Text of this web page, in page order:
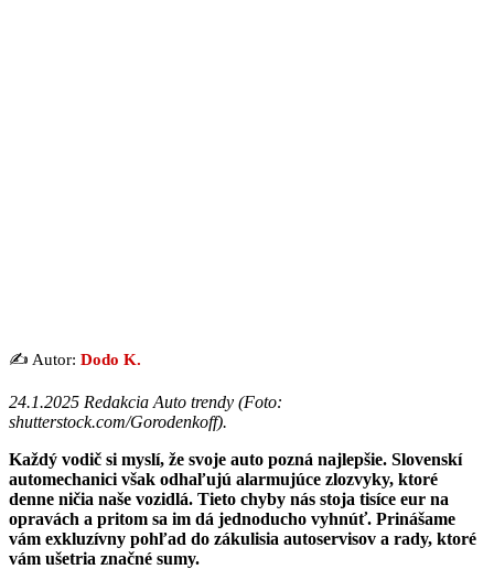
✍️ Autor: Dodo K.
24.1.2025 Redakcia Auto trendy (Foto:
shutterstock.com/Gorodenkoff).
Každý vodič si myslí, že svoje auto pozná najlepšie. Slovenskí
automechanici však odhaľujú alarmujúce zlozvyky, ktoré
denne ničia naše vozidlá. Tieto chyby nás stoja tisíce eur na
opravách a pritom sa im dá jednoducho vyhnúť. Prinášame
vám exkluzívny pohľad do zákulisia autoservisov a rady, ktoré
vám ušetria značné sumy.